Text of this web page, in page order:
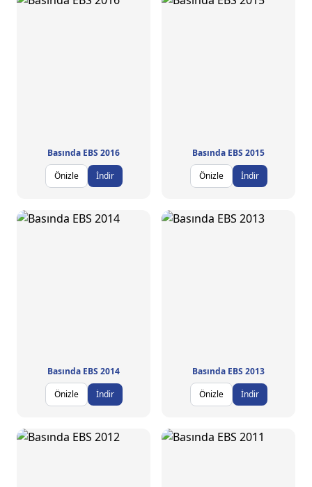
Basında EBS 2016
Önizle
İndir
Basında EBS 2015
Önizle
İndir
Basında EBS 2014
Önizle
İndir
Basında EBS 2013
Önizle
İndir